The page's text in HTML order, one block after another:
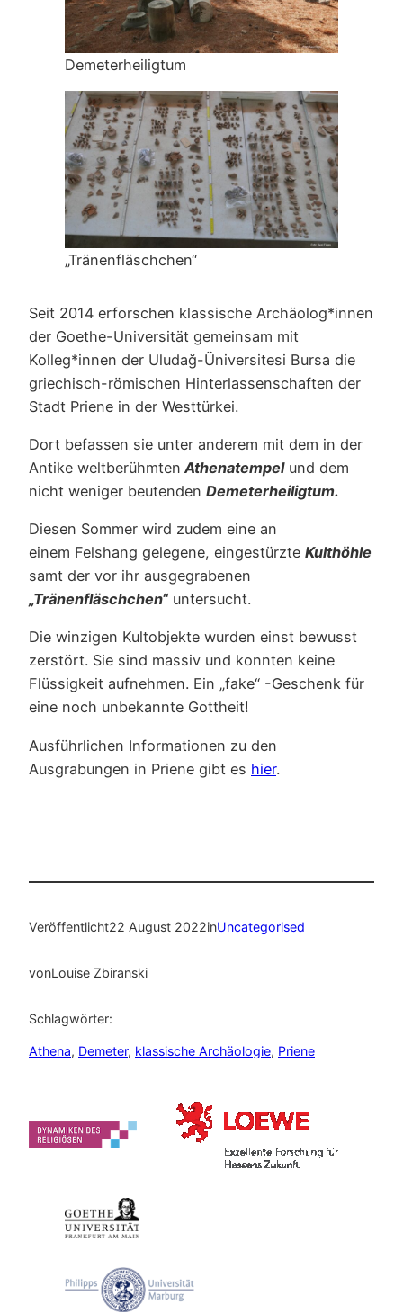
Demeterheiligtum
„Tränenfläschchen“
Seit 2014 erforschen klassische Archäolog*innen
der Goethe-Universität gemeinsam mit
Kolleg*innen der Uludağ-Üniversitesi Bursa die
griechisch-römischen Hinterlassenschaften der
Stadt Priene in der Westtürkei.
Dort befassen sie unter anderem mit dem in der
Antike weltberühmten Athenatempelund dem
nicht weniger beutenden Demeterheiligtum.
Diesen Sommer wird zudem eine an
einem Felshang gelegene, eingestürzte Kulthöhle
samt der vor ihr ausgegrabenen
„Tränenfläschchen“untersucht.
Die winzigen Kultobjekte wurden einst bewusst
zerstört. Sie sind massiv und konnten keine
Flüssigkeit aufnehmen. Ein „fake“ -Geschenk für
eine noch unbekannte Gottheit!
Ausführlichen Informationen zu den
Ausgrabungen in Priene gibt es hier.
Veröffentlicht22 August 2022inUncategorised
vonLouise Zbiranski
Schlagwörter:
Athena, Demeter, klassische Archäologie, Priene